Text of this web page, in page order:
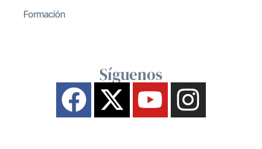
Formación
Síguenos